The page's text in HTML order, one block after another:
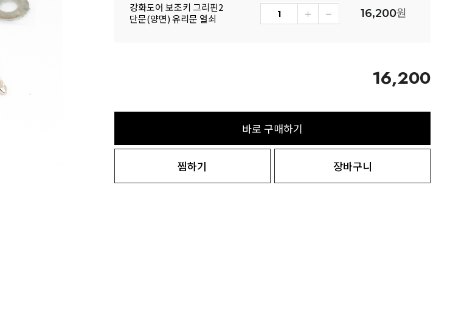
강화도어 보조키 그리핀2
단문(양면) 유리문 열쇠
16,200원
16,200
바로 구매하기
찜하기 장바구니